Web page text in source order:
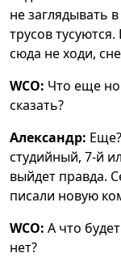
не заглядывать
трусов
сюда не ходи,
WCO: Что еще
сказать?
Александр:
студийный, 7-й
выйдет правда.
писали новую
WCO: А что
нет?